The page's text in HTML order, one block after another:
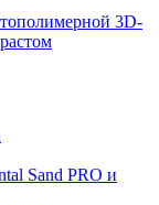
3D-
Sand PRO и